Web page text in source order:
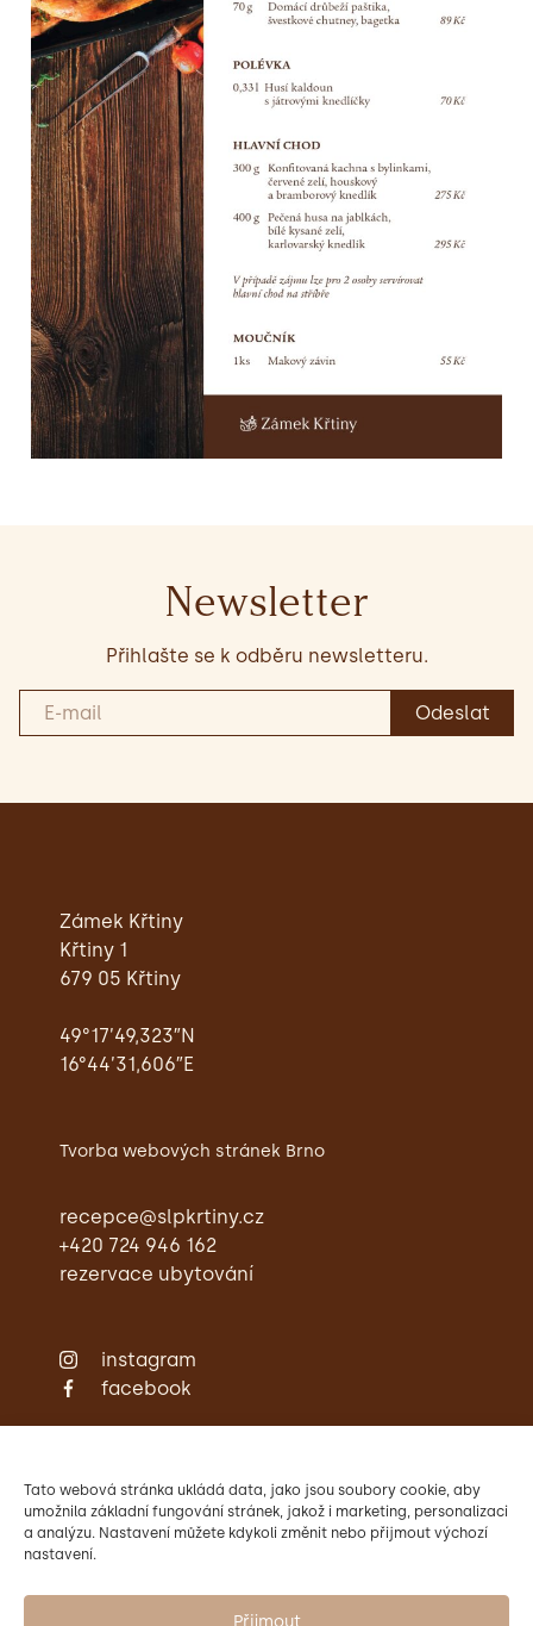
Tato webová stránka ukládá data, jako jsou soubory cookie, aby
umožnila základní fungování stránek, jakož i marketing, personalizaci
a analýzu. Nastavení můžete kdykoli změnit nebo přijmout výchozí
nastavení.
Přijmout
Newsletter
Přihlašte se k odběru newsletteru.
Zámek Křtiny
Křtiny 1
679 05 Křtiny
49°17’49,323″N
16°44’31,606″E
Tvorba webových stránek Brno
recepce@slpkrtiny.cz
+420 724 946 162
rezervace ubytování
instagram
facebook
Svatby
Konference
Aktivity
Kontakty
je Mendelova univerzita v Brně.